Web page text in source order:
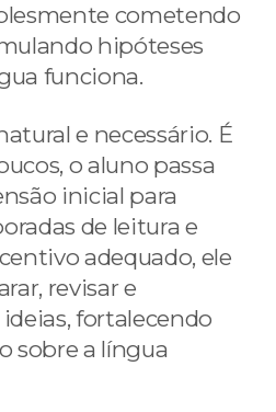
cometendo
hipóteses
funciona.
e necessário. É
o aluno passa
inicial para
de leitura e
adequado, ele
revisar e
fortalecendo
sobre a língua